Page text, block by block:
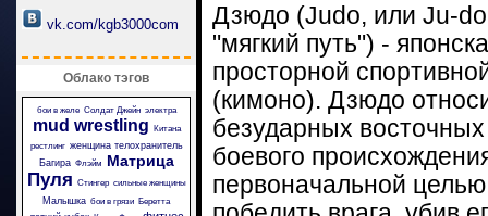
vk.com/kgb3000com
Облако тэгов
бои в желе Солдат Джейн электра
mud wrestling
Китана
рестлинг женщина телохранитель
Багира Флэйм Матрица
Пуля Стингер сильные женщины
Малышка бои в грязи Беретта
Дзюдо (Judo, или Ju-do
"мягкий путь") -
просторной
(кимоно). Дзюдо
безударных
боевого
первоначальной